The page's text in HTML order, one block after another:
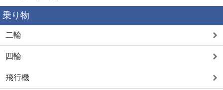
乗り物
二輪
四輪
飛行機